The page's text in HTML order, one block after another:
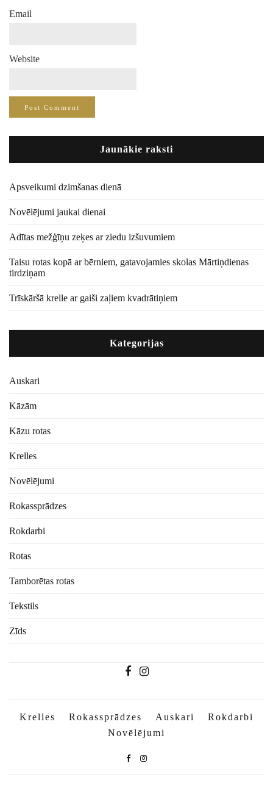
Email
Website
Jaunākie raksti
Apsveikumi dzimšanas dienā
Novēlējumi jaukai dienai
Adītas mežģīņu zeķes ar ziedu izšuvumiem
Taisu rotas kopā ar bērniem, gatavojamies skolas Mārtiņdienas
tirdziņam
Trīskāršā krelle ar gaiši zaļiem kvadrātiņiem
Kategorijas
Auskari
Kāzām
Kāzu rotas
Krelles
Novēlējumi
Rokassprādzes
Rokdarbi
Rotas
Tamborētas rotas
Tekstils
Zīds
Krelles Rokassprādzes Auskari
Rokdarbi
Novēlējumi